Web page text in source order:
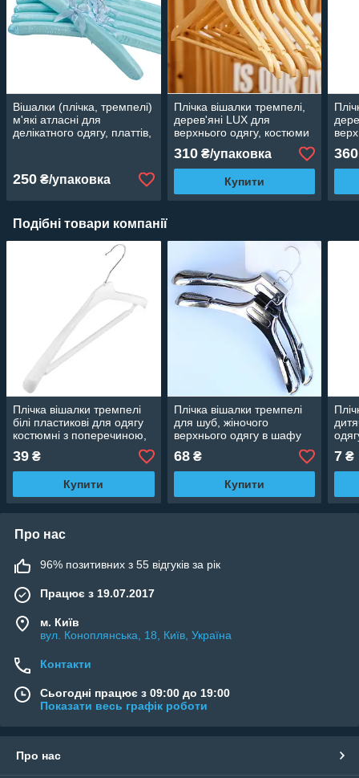
Вішалки (плічка, тремпелі)
м'які атласні для
делікатного одягу, платтів,
250 ₴/упаковка
Плічка вішалки тремпелі,
дерев'яні LUX для
верхнього одягу, костюми
лаковані 5 шт., 44 см
310₴/упаковка
Купити
44
360
Подібні товари компанії
Плічка вішалки тремпелі
білі пластикові для одягу
костюмні з поперечиною,
39 ₴
Купити
Плічка вішалки тремпелі
для шуб, жіночого
верхнього одягу в шафу
68₴
Купити
7 ₴
Про нас
96% позитивних з 55 відгуків за рік
Працює з 19.07.2017
м. Київ
вул. Коноплянська, 18, Київ, Україна
Контакти
Сьогодні працює з 09:00 до 19:00
Показати весь графік роботи
Про нас